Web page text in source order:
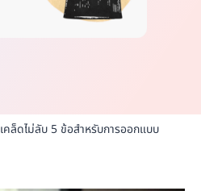
เคล็ดไม่ลับ 5 ข้อสำหรับการออกแบบ